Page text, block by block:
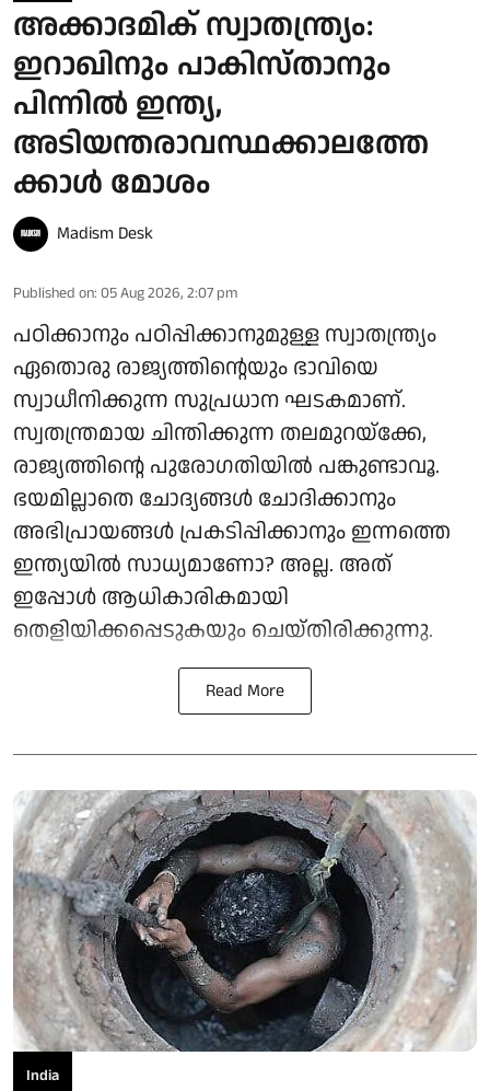
അക്കാദമിക് സ്വാതന്ത്യ്രം:
ഇറാഖിനും പാകിസ്താനും
പിന്നിൽ ഇന്ത്യ,
അടിയന്തരാവസ്ഥക്കാലത്തേ
ക്കാൾ മോശം
Madism Desk
Published on: 05 Aug 2026, 2:07 pm
പഠിക്കാനും പഠിപ്പിക്കാനുമുള്ള സ്വാതന്ത്ര്യം
ഏതൊരു രാജ്യത്തിന്റെയും ഭാവിയെ
സ്വാധീനിക്കുന്ന സുപ്രധാന ഘടകമാണ്.
സ്വതന്ത്രമായ ചിന്തിക്കുന്ന തലമുറയ്ക്കേ,
രാജ്യത്തിന്റെ പുരോഗതിയിൽ പങ്കുണ്ടാവൂ.
ഭയമില്ലാതെ ചോദ്യങ്ങൾ ചോദിക്കാനും
അഭിപ്രായങ്ങൾ പ്രകടിപ്പിക്കാനും ഇന്നത്തെ
ഇന്ത്യയിൽ സാധ്യമാണോ? അല്ല. അത്
ഇപ്പോൾ ആധികാരികമായി
തെളിയിക്കപ്പെടുകയും ചെയ്തിരിക്കുന്നു.
Read More
India